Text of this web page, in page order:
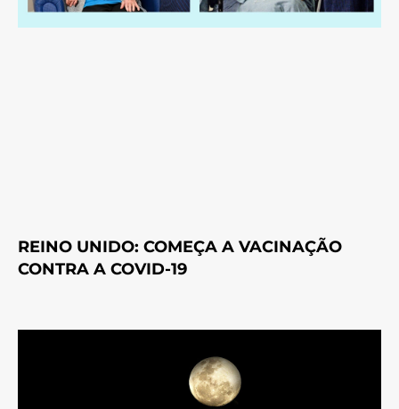
REINO UNIDO: COMEÇA A VACINAÇÃO
CONTRA A COVID-19